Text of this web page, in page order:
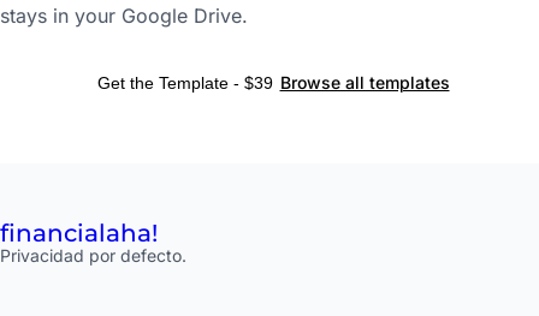
stays in your Google Drive.
Get the Template - $39 Browse all templates
financialaha!
Privacidad por defecto.